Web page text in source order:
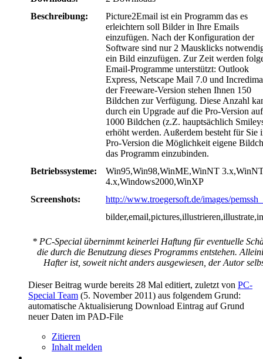
Beschreibung:
Picture2Email ist ein Programm das es
erleichtern soll Bilder in Ihre Emails
einzufügen. Nach der Konfiguration der
Software sind nur 2 Mausklicks
ein Bild einzufügen. Zur Zeit werden
Email-Programme unterstützt: Outlook
Express, Netscape Mail 7.0 und
der Freeware-Version stehen Ihnen 150
Bildchen zur Verfügung. Diese Anzahl
durch ein Upgrade auf die Pro-Version auf
1000 Bildchen (z.Z. hauptsächlich
erhöht werden. Außerdem besteht für Sie
Pro-Version die Möglichkeit eigene
das Programm einzubinden.
Betriebssysteme:
Win95,Win98,WinME,WinNT
4.x,Windows2000,WinXP
Screenshots:
http://www.troegersoft.de/images/
* PC-Special übernimmt keinerlei Haftung für eventuelle
die durch die Benutzung dieses Programms entstehen.
Hafter ist, soweit nicht anders ausgewiesen, der Autor
Dieser Beitrag wurde bereits 28 Mal editiert, zuletzt von PC-
Special Team (5. November 2011) aus folgendem Grund:
automatische Aktualisierung Download Eintrag auf Grund
neuer Daten im PAD-File
Zitieren
Inhalt melden